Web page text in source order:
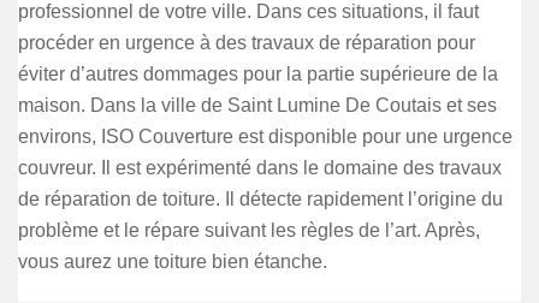
professionnel de votre ville. Dans ces situations, il faut
procéder en urgence à des travaux de réparation pour
éviter d’autres dommages pour la partie supérieure de la
maison. Dans la ville de Saint Lumine De Coutais et ses
environs, ISO Couverture est disponible pour une urgence
couvreur. Il est expérimenté dans le domaine des travaux
de réparation de toiture. Il détecte rapidement l’origine du
problème et le répare suivant les règles de l’art. Après,
vous aurez une toiture bien étanche.